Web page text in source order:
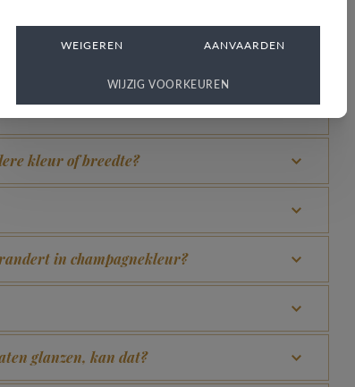
kleur of breedte?
in champagnekleur?
glanzen, kan dat?
WEIGEREN AANVAARDEN
WIJZIG VOORKEUREN